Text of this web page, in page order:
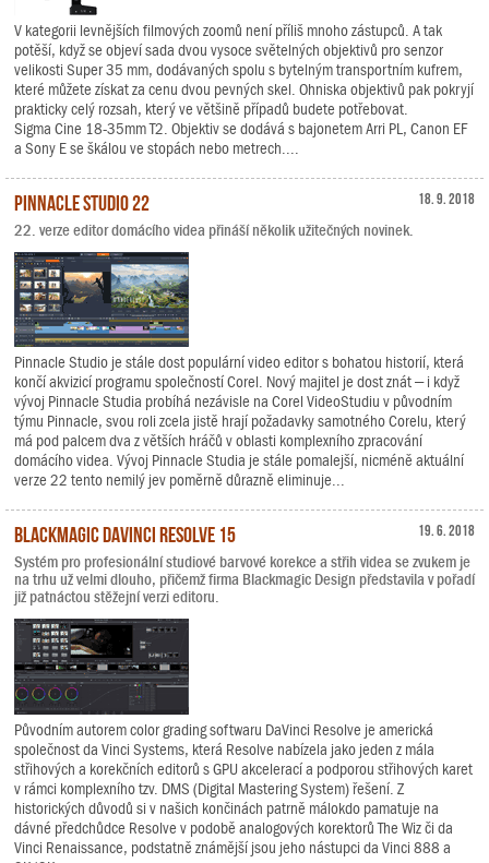
V kategorii levnějších filmových zoomů není příliš mnoho zástupců. A tak
potěší, když se objeví sada dvou vysoce světelných objektivů pro senzor
velikosti Super 35 mm, dodávaných spolu s bytelným transportním kufrem,
které můžete získat za cenu dvou pevných skel. Ohniska objektivů pak pokryjí
prakticky celý rozsah, který ve většině případů budete potřebovat.
Sigma Cine 18-35mm T2. Objektiv se dodává s bajonetem Arri PL, Canon EF
a Sony E se škálou ve stopách nebo metrech....
18. 9. 2018
Pinnacle Studio 22
22. verze editor domácího videa přináší několik užitečných novinek.
Pinnacle Studio je stále dost populární video editor s bohatou historií, která
končí akvizicí programu společností Corel. Nový majitel je dost znát – i když
vývoj Pinnacle Studia probíhá nezávisle na Corel VideoStudiu v původním
týmu Pinnacle, svou roli zcela jistě hrají požadavky samotného Corelu, který
má pod palcem dva z větších hráčů v oblasti komplexního zpracování
domácího videa. Vývoj Pinnacle Studia je stále pomalejší, nicméně aktuální
verze 22 tento nemilý jev poměrně důrazně eliminuje...
19. 6. 2018
Blackmagic DaVinci Resolve 15
Systém pro profesionální studiové barvové korekce a střih videa se zvukem je
na trhu už velmi dlouho, přičemž firma Blackmagic Design představila v pořadí
již patnáctou stěžejní verzi editoru.
Původním autorem color grading softwaru DaVinci Resolve je americká
společnost da Vinci Systems, která Resolve nabízela jako jeden z mála
střihových a korekčních editorů s GPU akcelerací a podporou střihových karet
v rámci komplexního tzv. DMS (Digital Mastering System) řešení. Z
historických důvodů si v našich končinách patrně málokdo pamatuje na
dávné předchůdce Resolve v podobě analogových korektorů The Wiz či da
Vinci Renaissance, podstatně známější jsou jeho nástupci da Vinci 888 a